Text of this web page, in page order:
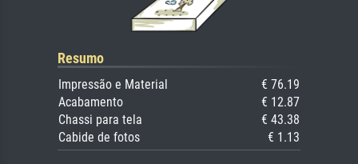
Resumo
Impressão e Material
€ 76.19
Acabamento
€ 12.87
Chassi para tela
€ 43.38
Cabide de fotos
€ 1.13